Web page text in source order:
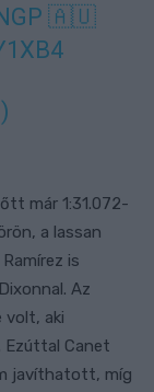
🇦🇺
már 1:31.072-
a lassan
is
Az
volt, aki
Ezúttal Canet
javíthatott, míg